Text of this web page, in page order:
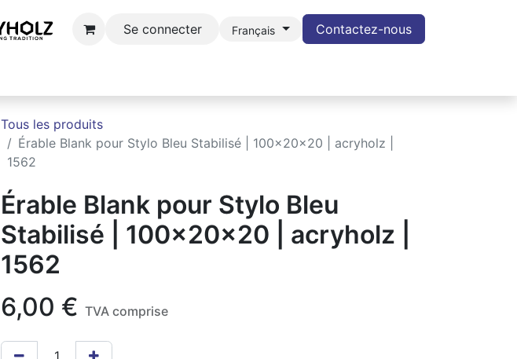
Se connecter Français Contactez-nous
Tous les produits
Érable Blank pour Stylo Bleu Stabilisé | 100x20x20 | acryholz |
1562
Érable Blank pour Stylo Bleu
Stabilisé | 100x20x20 | acryholz |
1562
6,00 € TVA comprise